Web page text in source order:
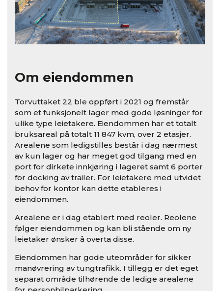
Om eiendommen
Torvuttaket 22 ble oppført i 2021 og fremstår
som et funksjonelt lager med gode løsninger for
ulike type leietakere. Eiendommen har et totalt
bruksareal på totalt 11 847 kvm, over 2 etasjer.
Arealene som ledigstilles består i dag nærmest
av kun lager og har meget god tilgang med en
port for dirkete innkjøring i lageret samt 6 porter
for docking av trailer. For leietakere med utvidet
behov for kontor kan dette etableres i
eiendommen.
Arealene er i dag etablert med reoler. Reolene
følger eiendommen og kan bli stående om ny
leietaker ønsker å overta disse.
Eiendommen har gode uteområder for sikker
manøvrering av tungtrafikk. I tillegg er det eget
separat område tilhørende de ledige arealene